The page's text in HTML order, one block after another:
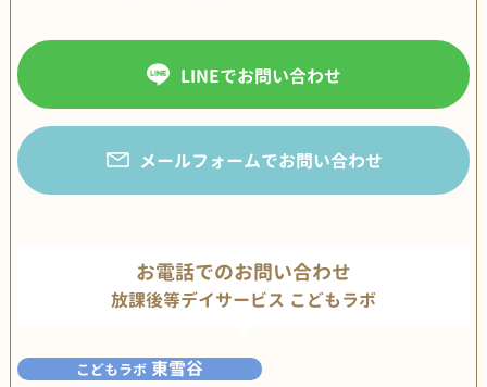
LINEでお問い合わせ
メールフォームでお問い合わせ
お電話でのお問い合わせ
放課後等デイサービス こどもラボ
こどもラボ 東雪谷